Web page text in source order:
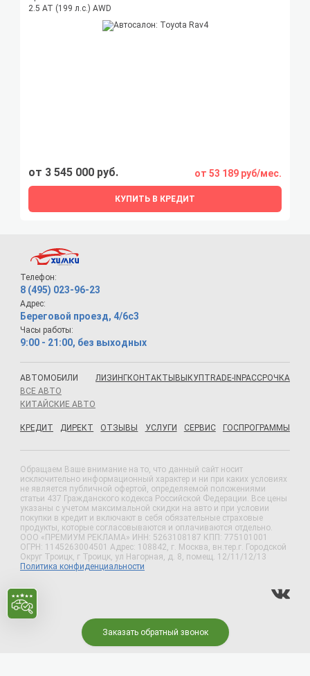
2.5 AT (199 л.с.) AWD
от 3 545 000 руб. от 53 189 руб/мес.
КУПИТЬ В КРЕДИТ
Телефон:
8 (495) 023-96-23
Адрес:
Береговой проезд, 4/6с3
Часы работы:
9:00 - 21:00, без выходных
АВТОМОБИЛИ
ВСЕ АВТО
КИТАЙСКИЕ АВТО
ЛИЗИНГКОНТАКТЫ ВЫКУП TRADE-IN РАССРОЧКА
КРЕДИТ ДИРЕКТ ОТЗЫВЫ УСЛУГИ СЕРВИС ГОСПРОГРАММЫ
Обращаем Ваше внимание на то, что данный сайт носит
исключительно информационный характер и ни при каких условиях
не является публичной офертой, определяемой положениями
статьи 437 Гражданского кодекса Российской Федерации. Все цены
указаны с учетом максимальной скидки на авто и при условии
покупки в кредит и включают в себя обязательные страховые
продукты, которые согласовываются и оплачиваются отдельно.
ООО «ПРЕМИУМ РЕКЛАМА» ИНН: 5263108187 КПП: 775101001
ОГРН: 1145263004501 Адрес: 108842, г. Москва, вн.тер.г. Городской
Округ Троицк, г Троицк, ул Нагорная, д. 8, помещ. 12/11/12/13
Политика конфиденциальности
Заказать обратный звонок